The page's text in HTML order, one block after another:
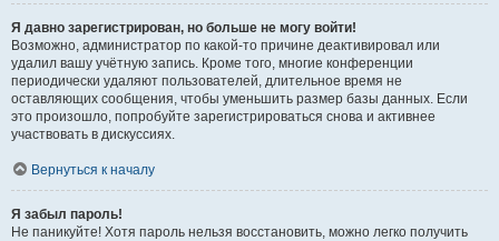
Я давно зарегистрирован, но больше не могу войти!
Возможно, администратор по какой-то причине деактивировал или
удалил вашу учётную запись. Кроме того, многие конференции
периодически удаляют пользователей, длительное время не
оставляющих сообщения, чтобы уменьшить размер базы данных. Если
это произошло, попробуйте зарегистрироваться снова и активнее
участвовать в дискуссиях.
Вернуться к началу
Я забыл пароль!
Не паникуйте! Хотя пароль нельзя восстановить, можно легко получить